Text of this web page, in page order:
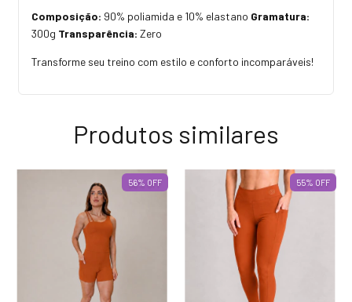
Composição: 90% poliamida e 10% elastano Gramatura:
300g Transparência: Zero
Transforme seu treino com estilo e conforto incomparáveis!
Produtos similares
56% OFF 55% OFF